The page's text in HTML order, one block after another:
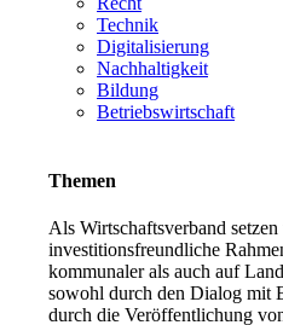
Technik
Digitalisierung
Nachhaltigkeit
Bildung
Betriebswirtschaft
Themen
Als Wirtschaftsverband
investitionsfreundliche
kommunaler als auch auf
sowohl durch den Dialog mit
durch die Veröffentlichung